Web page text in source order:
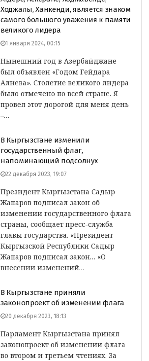
Ходжалы, Ханкенди, является знаком
самого большого уважения к памяти
великого лидера
1 января 2024, 00:15
Нынешний год в Азербайджане
был объявлен «Годом Гейдара
Алиева». Столетие великого лидера
было отмечено по всей стране. Я
провел этот дорогой для меня день
–…
В Кыргызстане изменили
государственный флаг,
напоминающий подсолнух
22 декабря 2023, 19:07
Президент Кыргызстана Садыр
Жапаров подписал закон об
изменении государственного флага
страны, сообщает пресс-служба
главы государства. «Президент
Кыргызской Республики Садыр
Жапаров подписал закон… «О
внесении изменений…
В Кыргызстане приняли
законопроект об изменении флага
20 декабря 2023, 18:13
Парламент Кыргызстана принял
законопроект об изменении флага
во втором и третьем чтениях. За